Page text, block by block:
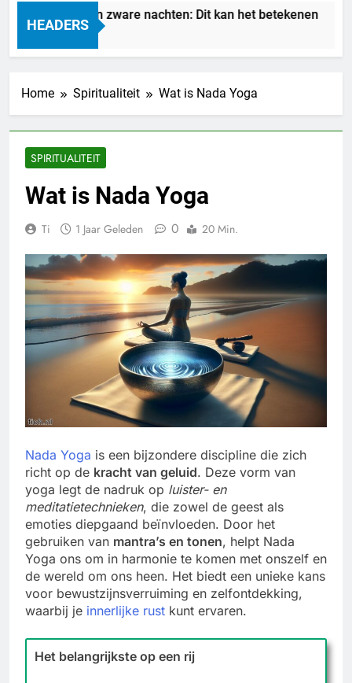
HEADERS
Droom je van zware nachten: Dit kan het betekenen
14 Uur Geleden
Home Spiritualiteit Wat is Nada Yoga
SPIRITUALITEIT
Wat is Nada Yoga
Ti 1 Jaar Geleden 0 20 Min.
Nada Yoga is een bijzondere discipline die zich
richt op de kracht van geluid. Deze vorm van
yoga legt de nadruk op luister- en
meditatietechnieken, die zowel de geest als
emoties diepgaand beïnvloeden. Door het
gebruiken van mantra’s en tonen, helpt Nada
Yoga ons om in harmonie te komen met onszelf en
de wereld om ons heen. Het biedt een unieke kans
voor bewustzijnsverruiming en zelfontdekking,
waarbij je innerlijke rust kunt ervaren.
Het belangrijkste op een rij